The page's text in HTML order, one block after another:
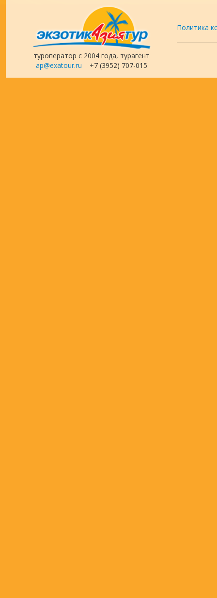
туроператор с 2004 года, турагент
ap@exatour.ru +7 (3952) 707-015
Политика